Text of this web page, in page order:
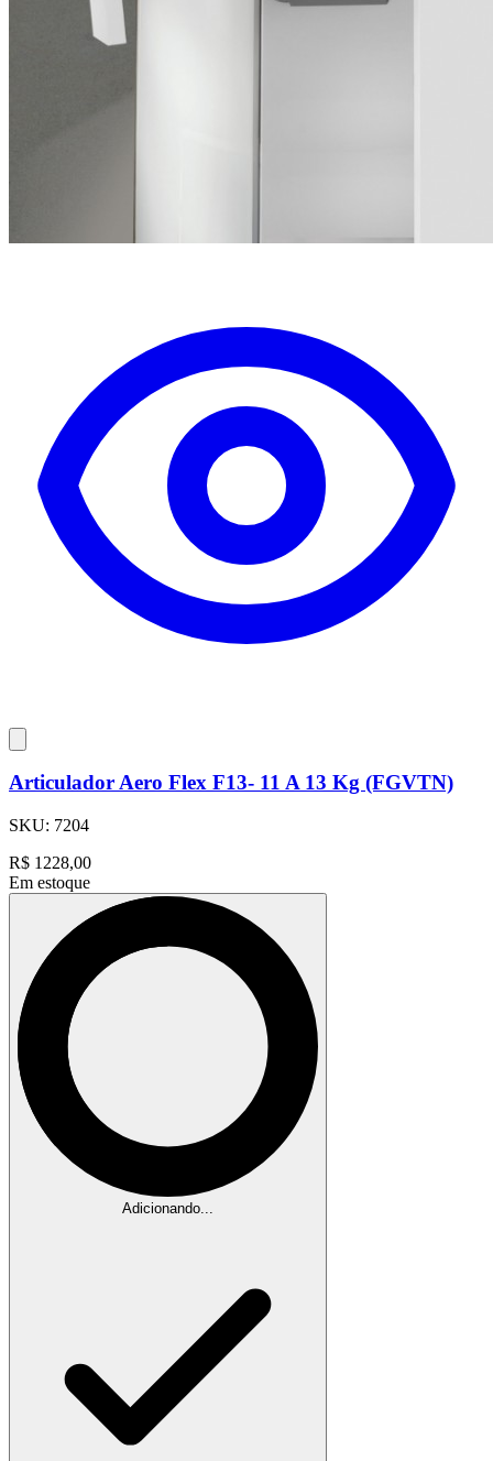
Articulador Aero Flex F13- 11 A 13 Kg (FGVTN)
SKU: 7204
R$ 1228,00
Em estoque
Adicionando...